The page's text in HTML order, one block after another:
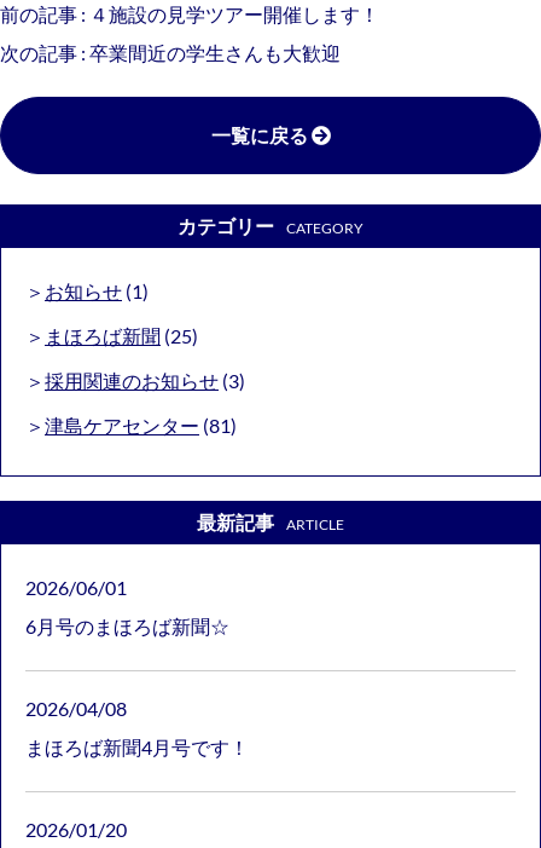
前の記事 : ４施設の見学ツアー開催します！
次の記事 : 卒業間近の学生さんも大歓迎
一覧に戻る
カテゴリー CATEGORY
お知らせ (1)
まほろば新聞 (25)
採用関連のお知らせ (3)
津島ケアセンター (81)
最新記事 ARTICLE
2026/06/01
6月号のまほろば新聞☆
2026/04/08
まほろば新聞4月号です！
2026/01/20